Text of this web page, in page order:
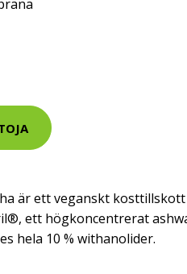
är ett veganskt
ett högkoncentrerat
hela 10 % withanolider.